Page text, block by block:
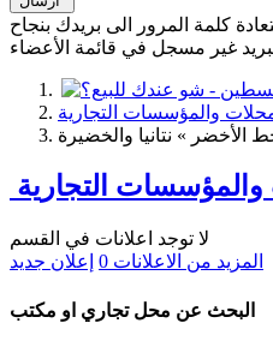
غير مسجل في قائمة الأعضاء
والمؤسسات التجارية
» نتانيا والخضيرة
والمؤسسات التجارية
لا توجد اعلانات في القسم
المزيد من الاعلانات 0 إعلان جديد
البحث عن محل تجاري او مكتب